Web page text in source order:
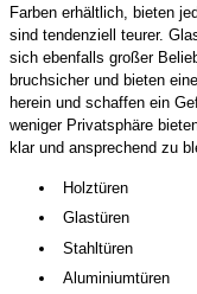
Farben erhältlich, bieten
sind tendenziell teurer.
sich ebenfalls großer
bruchsicher und bieten
herein und schaffen ein
weniger Privatsphäre
klar und ansprechend zu
Holztüren
Glastüren
Stahltüren
Aluminiumtüren